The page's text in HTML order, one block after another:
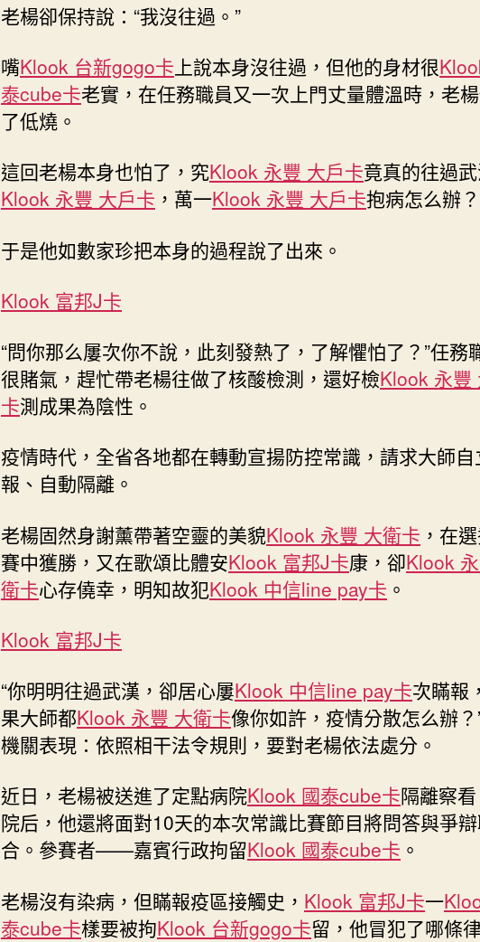
說
法〉
中
老楊卻保持說：“我沒往過。”
嘴Klook 台新gogo卡 上說本身沒往過，但他的身材很
泰cube卡老實，在任務職員又一次上門丈量體溫時，老
了低燒。
這回老楊本身也怕了，究Klook 永豐 大戶卡竟真的往過
Klook 永豐 大戶卡 ，萬一Klook 永豐 大戶卡抱病怎么辦？
于是他如數家珍把本身的過程說了出來。
Klook 富邦J卡
“問你那么屢次你不說，此刻發熱了，了解懼怕了？”任務
很賭氣，趕忙帶老楊往做了核酸檢測，還好檢Klook 永豐
卡測成果為陰性。
疫情時代，全省各地都在轉動宣揚防控常識，請求大師自
報、自動隔離。
老楊固然身謝薰帶著空靈的美貌Klook 永豐 大衛卡 ，在
賽中獲勝，又在歌頌比體安Klook 富邦J卡康，卻Klook
衛卡心存僥幸，明知故犯Klook 中信line pay卡 。
Klook 富邦J卡
“你明明往過武漢，卻居心屢Klook 中信line pay卡次瞞報
果大師都Klook 永豐 大衛卡像你如許，疫情分散怎么辦？
機關表現：依照相干法令規則，要對老楊依法處分。
近日，老楊被送進了定點病院Klook 國泰cube卡隔離察
院后，他還將面對10天的本次常識比賽節目將問答與爭
合。參賽者——嘉賓行政拘留Klook 國泰cube卡 。
老楊沒有染病，但瞞報疫區接觸史， Klook 富邦J卡一
泰cube卡樣要被拘Klook 台新gogo卡留，他冒犯了哪條